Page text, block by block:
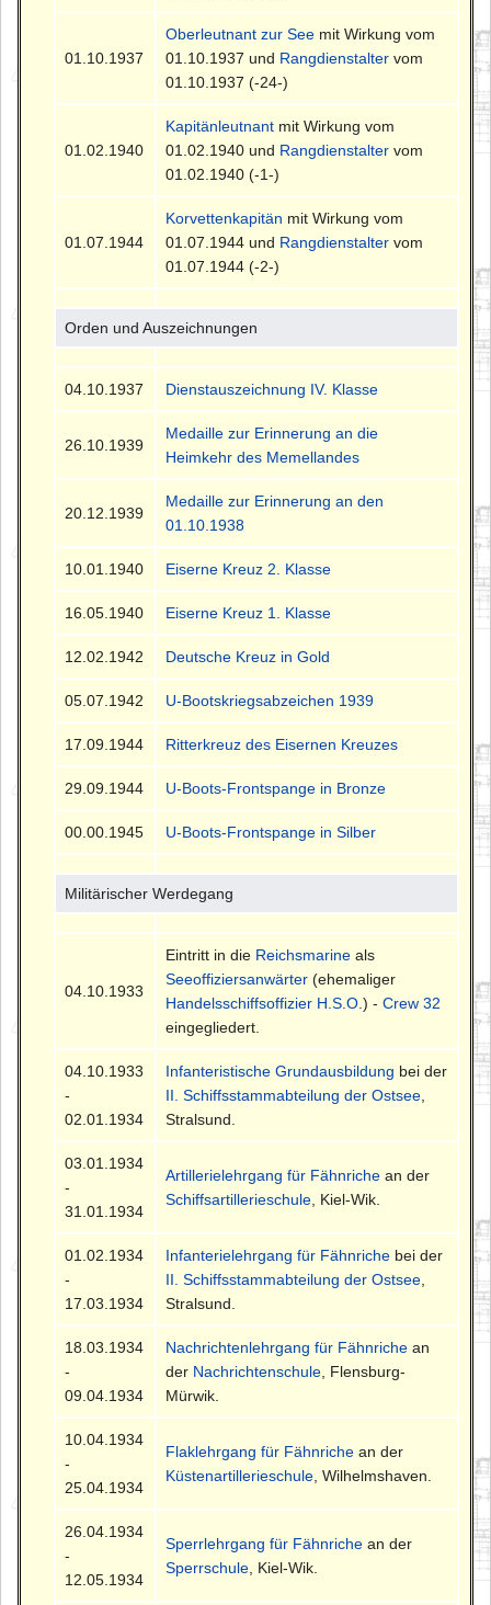
01.10.1937
Oberleutnant zur See mit Wirkung vom
01.10.1937 und Rangdienstalter vom
01.10.1937 (-24-)
01.02.1940
Kapitänleutnant mit Wirkung vom
01.02.1940 und Rangdienstalter vom
01.02.1940 (-1-)
01.07.1944
Korvettenkapitän mit Wirkung vom
01.07.1944 und Rangdienstalter vom
01.07.1944 (-2-)
Orden und Auszeichnungen
04.10.1937 Dienstauszeichnung IV. Klasse
26.10.1939
Medaille zur Erinnerung an die
Heimkehr des Memellandes
20.12.1939
Medaille zur Erinnerung an den
01.10.1938
10.01.1940 Eiserne Kreuz 2. Klasse
16.05.1940 Eiserne Kreuz 1. Klasse
12.02.1942 Deutsche Kreuz in Gold
05.07.1942 U-Bootskriegsabzeichen 1939
17.09.1944 Ritterkreuz des Eisernen Kreuzes
29.09.1944 U-Boots-Frontspange in Bronze
00.00.1945 U-Boots-Frontspange in Silber
Militärischer Werdegang
04.10.1933
Eintritt in die Reichsmarine als
Seeoffiziersanwärter (ehemaliger
Handelsschiffsoffizier H.S.O.) -Crew 32
eingegliedert.
04.10.1933
-
02.01.1934
Infanteristische Grundausbildung bei der
II. Schiffsstammabteilung der Ostsee
Stralsund.
03.01.1934
-
31.01.1934
Artillerielehrgang für Fähnriche an der
Schiffsartillerieschule , Kiel-Wik.
01.02.1934
-
17.03.1934
Infanterielehrgang für Fähnriche bei der
II. Schiffsstammabteilung der Ostsee
Stralsund.
18.03.1934
-
09.04.1934
Nachrichtenlehrgang für Fähnriche an
der Nachrichtenschule , Flensburg-
Mürwik.
10.04.1934
-
25.04.1934
Flaklehrgang für Fähnriche an der
Küstenartillerieschule , Wilhelmshaven.
26.04.1934
-
12.05.1934
Sperrlehrgang für Fähnriche an der
Sperrschule , Kiel-Wik.